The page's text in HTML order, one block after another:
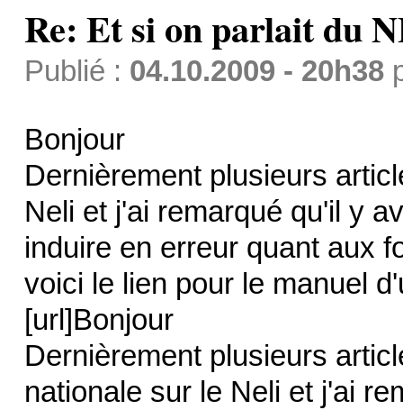
Re: Et si on parlait du
Publié : 04.10.2009 - 20h38
Bonjour
Dernièrement plusieurs
Neli et j'ai remarqué qu'il y
induire en erreur quant aux
voici le lien pour le manuel
[url]Bonjour
Dernièrement plusieurs
nationale sur le Neli et j'ai